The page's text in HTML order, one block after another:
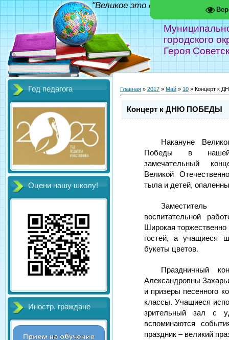
городского
Героя
"Великое это дело - школа!"
Год педагога
Оцени нашу школу!
Иностр. граждане
Главная » 2017 » Май » 10 » Концерт к
Концерт к ДНЮ ПОБЕДЫ
Накануне
Победы в
замечательный
Великой
тыла и детей,
воспитательной
Широкая
гостей, а учащиеся
букеты цветов.
Праздничный
Александровны
и призеры песенного
классы. Учащиеся
зрительный зал с
вспоминаются
праздник – великий